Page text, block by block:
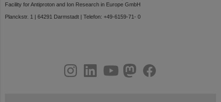
Facility for Antiproton and Ion Research in Europe GmbH
Planckstr. 1 | 64291 Darmstadt | Telefon: +49-6159-71- 0
youtubehelmholtz.socialfacebook